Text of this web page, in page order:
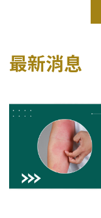
最新消息